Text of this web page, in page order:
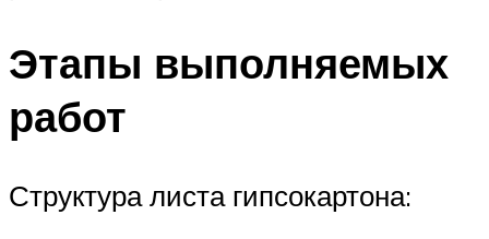
Этапы выполняемых
работ
Структура листа гипсокартона: